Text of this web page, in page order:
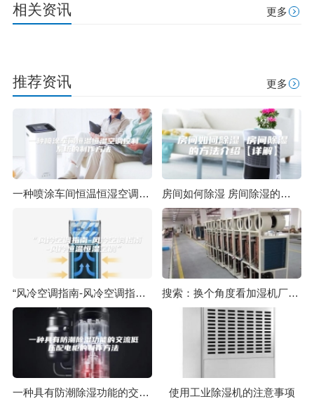
相关资讯 更多
推荐资讯 更多
一种喷涂车间恒温恒湿空调控制系统的制作方法 房间如何除湿 房间除湿的方法介绍【详解】
“风冷空调指南-风冷空调指南-风冷恒温恒湿空调” 搜索：换个角度看加湿机厂家的四度营销
一种具有防潮除湿功能的交流低压配电柜的制作方法 使用工业除湿机的注意事项